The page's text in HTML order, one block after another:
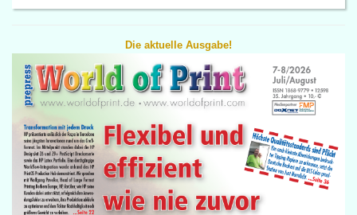
Die aktuelle Ausgabe!